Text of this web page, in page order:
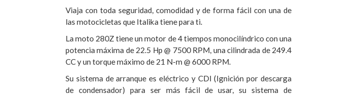
Viaja con toda seguridad, comodidad y de forma fácil con una de
las motocicletas que Italika tiene para ti.
La moto 280Z tiene un motor de 4 tiempos monocilíndrico con una
potencia máxima de 22.5 Hp @ 7500 RPM, una cilindrada de 249.4
CC y un torque máximo de 21 N-m @ 6000 RPM.
Su sistema de arranque es eléctrico y CDI (Ignición por descarga
de condensador) para ser más fácil de usar, su sistema de